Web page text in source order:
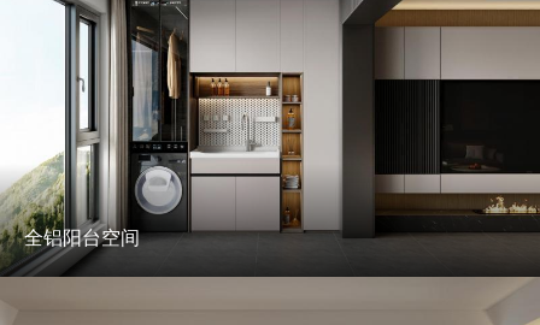
全铝阳台空间